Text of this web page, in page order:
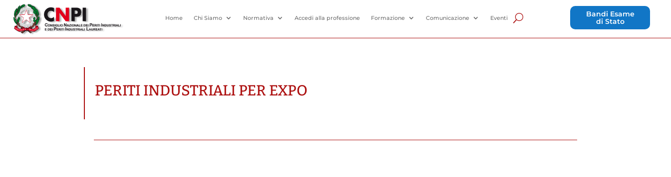
Home Chi Siamo Normativa Accedi alla professione Formazione Comunicazione Eventi
Bandi Esame
di Stato
PERITI INDUSTRIALI PER EXPO